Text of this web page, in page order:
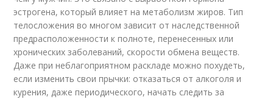
эстрогена, который влияет на метаболизм жиров. Тип
телосложения во многом зависит от наследственной
предрасположенности к полноте, перенесенных или
хронических заболеваний, скорости обмена веществ.
Даже при неблагоприятном раскладе можно похудеть,
если изменить свои прычки: отказаться от алкоголя и
курения, даже периодического, начать следить за